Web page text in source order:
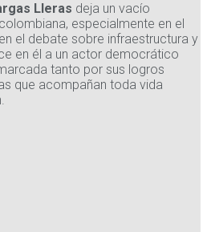
Lleras deja un vacío
especialmente en el
el debate sobre infraestructura y
en él a un actor democrático
tanto por sus logros
que acompañan toda vida